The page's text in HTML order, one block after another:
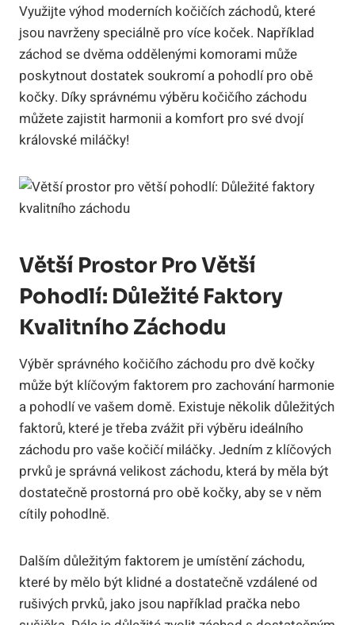
Využijte výhod moderních kočičích záchodů, které
jsou navrženy speciálně pro více koček. Například
záchod se dvěma oddělenými komorami může
poskytnout dostatek soukromí a pohodlí pro obě
kočky. Díky správnému výběru kočičího záchodu
můžete zajistit harmonii a komfort pro své dvojí
královské miláčky!
Větší Prostor Pro Větší
Pohodlí: Důležité Faktory
Kvalitního Záchodu
Výběr správného kočičího záchodu pro dvě kočky
může být klíčovým faktorem pro zachování harmonie
a pohodlí ve vašem domě. Existuje několik důležitých
faktorů, které je třeba zvážit při výběru ideálního
záchodu pro vaše kočičí miláčky. Jedním z klíčových
prvků je správná velikost záchodu, která by měla být
dostatečně prostorná pro obě kočky, aby se v něm
cítily pohodlně.
Dalším důležitým faktorem je umístění záchodu,
které by mělo být klidné a dostatečně vzdálené od
rušivých prvků, jako jsou například pračka nebo